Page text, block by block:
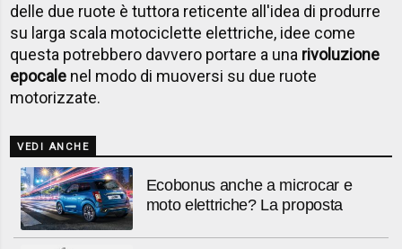
delle due ruote è tuttora reticente all'idea di produrre
su larga scala motociclette elettriche, idee come
questa potrebbero davvero portare a una rivoluzione
epocale nel modo di muoversi su due ruote
motorizzate.
VEDI ANCHE
Ecobonus anche a microcar e
moto elettriche? La proposta